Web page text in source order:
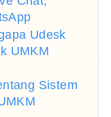
Udesk
UMKM
Sistem